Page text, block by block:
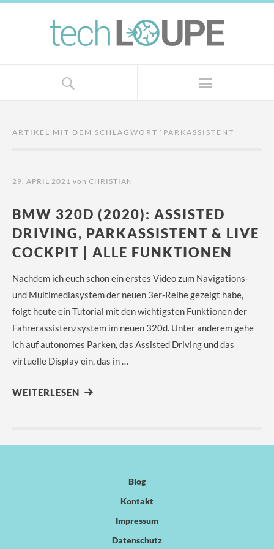
ARTIKEL MIT DEM SCHLAGWORT ‘ PARKASSISTENT’
29. APRIL 2021 von CHRISTIAN
BMW 320D (2020): ASSISTED
DRIVING, PARKASSISTENT & LIVE
COCKPIT | ALLE FUNKTIONEN
Nachdem ich euch schon ein erstes Video zum Navigations-
und Multimediasystem der neuen 3er-Reihe gezeigt habe,
folgt heute ein Tutorial mit den wichtigsten Funktionen der
Fahrerassistenzsystem im neuen 320d. Unter anderem gehe
ich auf autonomes Parken, das Assisted Driving und das
virtuelle Display ein, das in …
WEITERLESEN
Blog
Kontakt
Impressum
Datenschutz